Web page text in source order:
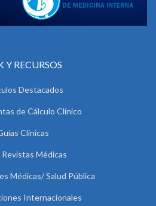
Y RECURSOS
Destacados
de Cálculo Clínico
Clínicas
Revistas Médicas
Médicas/ Salud Pública
Internacionales